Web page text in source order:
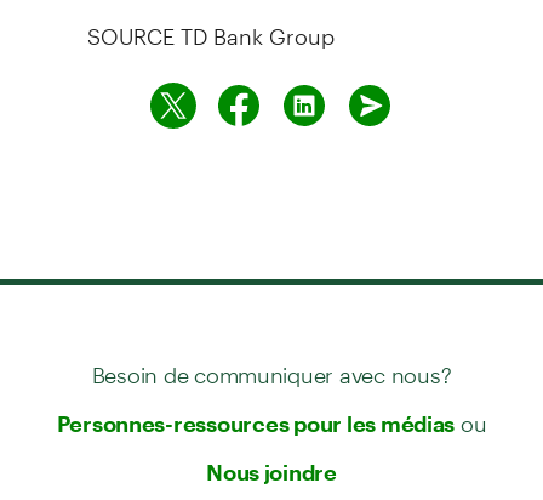
SOURCE TD Bank Group
Besoin de communiquer avec nous?
Personnes-ressources pour les médias ou
Nous joindre